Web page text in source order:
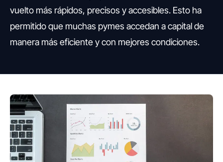
vuelto más rápidos, precisos y accesibles. Esto ha
permitido que muchas pymes accedan a capital de
manera más eficiente y con mejores condiciones.